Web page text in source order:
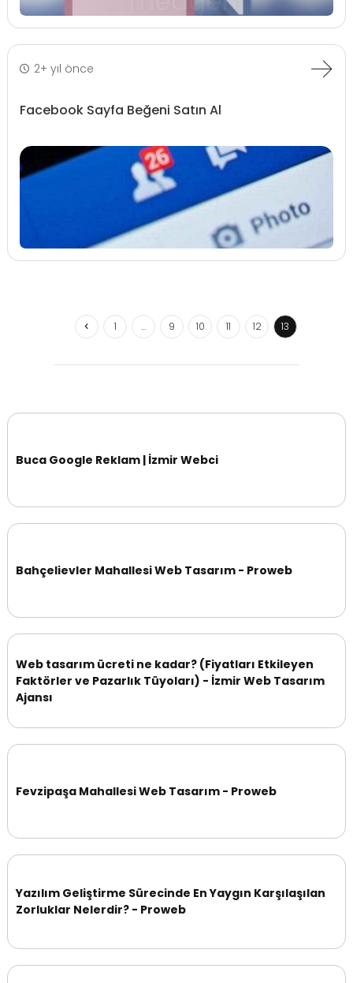
2+ yıl önce
Facebook Sayfa Beğeni Satın Al
1 … 9 10 11 12 13
Buca Google Reklam | İzmir Webci
Bahçelievler Mahallesi Web Tasarım - Proweb
Web tasarım ücreti ne kadar? (Fiyatları Etkileyen
Faktörler ve Pazarlık Tüyoları) - İzmir Web Tasarım
Ajansı
Fevzipaşa Mahallesi Web Tasarım - Proweb
Yazılım Geliştirme Sürecinde En Yaygın Karşılaşılan
Zorluklar Nelerdir? - Proweb